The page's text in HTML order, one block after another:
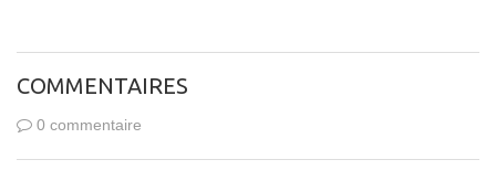
COMMENTAIRES
0 commentaire